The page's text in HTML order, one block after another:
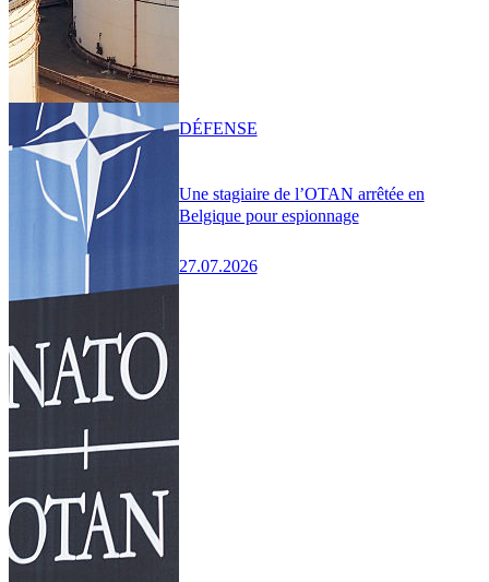
Une stagiaire de l’OTAN arrêtée en
Belgique pour espionnage
27.07.2026
DÉFENSE